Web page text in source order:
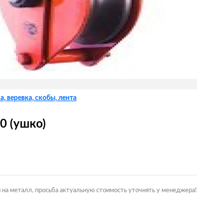
веревка, скобы, лента
(ушко)
металл, просьба актуальную стоимость уточнять у менеджера!